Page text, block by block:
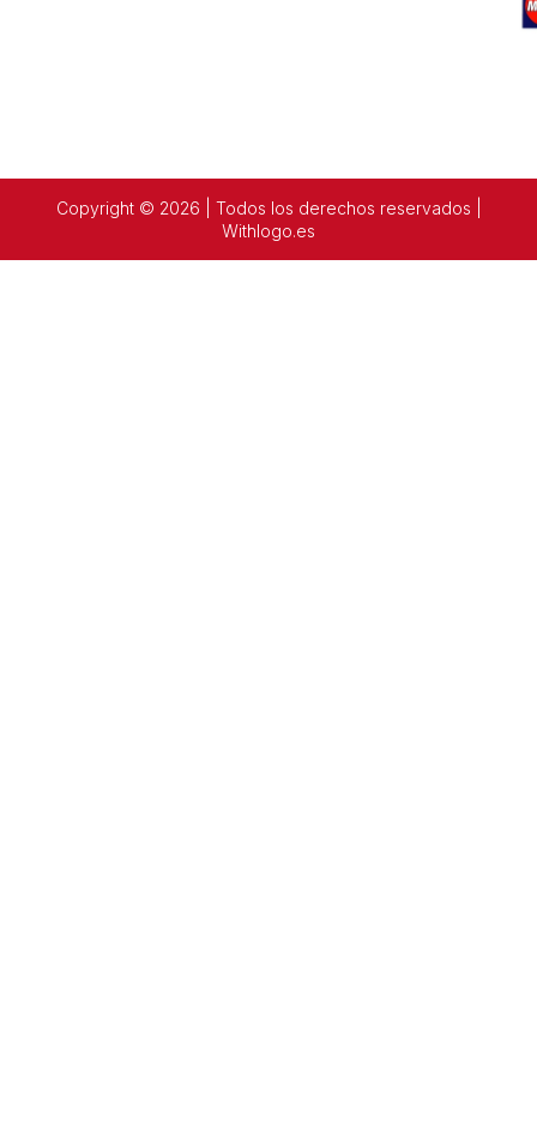
Copyright © 2026 | Todos los derechos reservados |
Withlogo.es